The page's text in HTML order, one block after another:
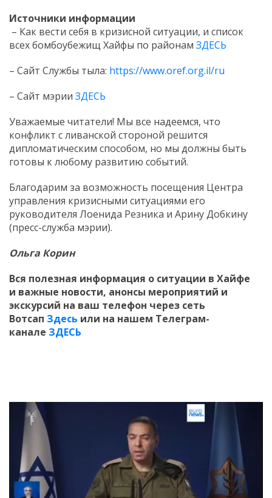
Источники информации
– Как вести себя в кризисной ситуации, и список
всех бомбоубежищ Хайфы по районам ЗДЕСЬ
– Сайт Службы тыла: https://www.oref.org.il/ru
– Сайт мэрии ЗДЕСЬ
Уважаемые читатели! Мы все надеемся, что
конфликт с ливанской стороной решится
дипломатическим способом, но мы должны быть
готовы к любому развитию событий.
Благодарим за возможность посещения Центра
управления кризисными ситуациями его
руководителя Лоенида Резника и Арину Добкину
(пресс-служба мэрии).
Ольга Корин
Вся полезная информация о ситуации в Хайфе
и важные новости, анонсы мероприятий и
экскурсий на ваш телефон через сеть
Вотсап Здесь или на нашем Телеграм-
канале ЗДЕСЬ